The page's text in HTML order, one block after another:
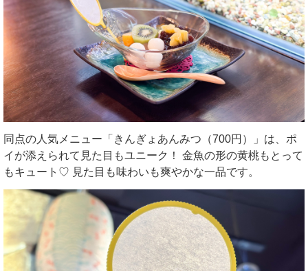
同点の人気メニュー「きんぎょあんみつ（700円）」は、ポ
イが添えられて見た目もユニーク！ 金魚の形の黄桃もとって
もキュート♡ 見た目も味わいも爽やかな一品です。